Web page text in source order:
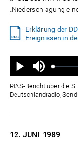
„Niederschlagung
Erklärung der
Ereignissen in
Wiedergabe
Ton
aus
Geladen:
Status:
RIAS-Bericht über die
Deutschlandradio,
12. JUNI 1989